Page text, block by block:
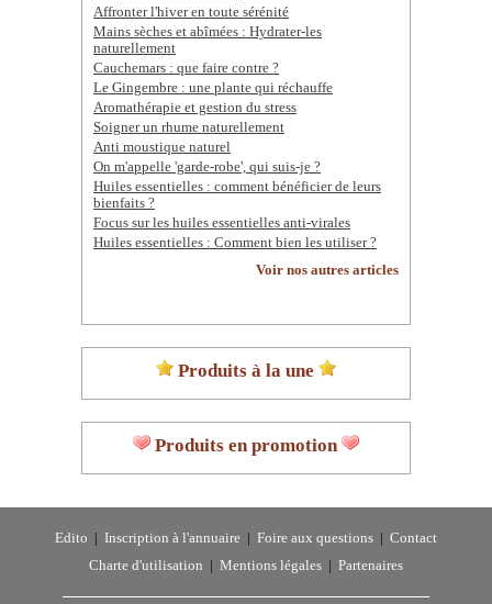
Affronter l'hiver en toute sérénité
Mains sèches et abîmées : Hydrater-les
naturellement
Cauchemars : que faire contre ?
Le Gingembre : une plante qui réchauffe
Aromathérapie et gestion du stress
Soigner un rhume naturellement
Anti moustique naturel
On m'appelle 'garde-robe', qui suis-je ?
Huiles essentielles : comment bénéficier de leurs
bienfaits ?
Focus sur les huiles essentielles anti-virales
Huiles essentielles : Comment bien les utiliser ?
Voir nos autres articles
Produits à la une
Produits en promotion
Edito Inscription à l'annuaire Foire aux questions
Contact
Charte d'utilisation
Mentions légales Partenaires